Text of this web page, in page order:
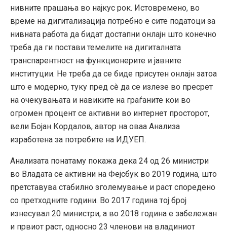
нивните прашања во најкус рок. Истовремено, во
време на дигитализација потребно е сите податоци за
нивната работа да бидат достапни онлајн што конечно
треба да ги постави темелите на дигиталната
транспарентност на функционерите и јавните
институции. Не треба да се биде присутен онлајн затоа
што е модерно, туку пред сè да се излезе во пресрет
на очекувањата и навиките на граѓаните кои во
огромен процент се активни во интернет просторот,
вели Бојан Кордалов, автор на оваа Анализа
изработена за потребите на ИДУЕП.
Анализата понатаму покажа дека 24 од 26 министри
во Владата се активни на Фејсбук во 2019 година, што
претставува стабилно зголемување и раст споредено
со претходните години. Во 2017 година тој број
изнесувал 20 министри, а во 2018 година е забележан
и првиот раст, односно 23 членови на владиниот